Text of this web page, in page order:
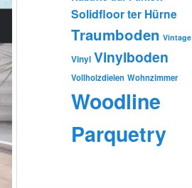
Solidfloorter Hürne
Traumboden Vintage
Vinyl Vinylboden
Vollholzdielen Wohnzimmer
Woodline
Parquetry